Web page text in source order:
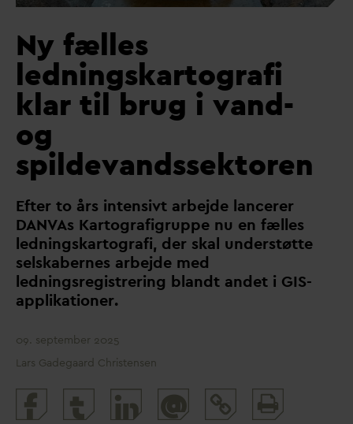
Ny fælles
ledningskartografi
klar til brug i vand-
og
spildevandssektoren
Efter to års intensivt arbejde lancerer
DANVAs Kartografigruppe nu en fælles
ledningskartografi, der skal understøtte
selskabernes arbejde med
ledningsregistrering blandt andet i GIS-
applikationer.
09. september 2025
Lars Gadegaard Christensen
@
and